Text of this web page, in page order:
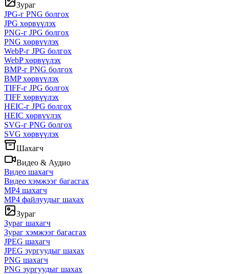
Зураг
JPG-г PNG болгох
JPG хөрвүүлэх
PNG-г JPG болгох
PNG хөрвүүлэх
WebP-г JPG болгох
WebP хөрвүүлэх
BMP-г PNG болгох
BMP хөрвүүлэх
TIFF-г JPG болгох
TIFF хөрвүүлэх
HEIC-г JPG болгох
HEIC хөрвүүлэх
SVG-г PNG болгох
SVG хөрвүүлэх
Шахагч
Видео & Аудио
Видео шахагч
Видео хэмжээг багасгах
MP4 шахагч
MP4 файлуудыг шахах
Зураг
Зураг шахагч
Зураг хэмжээг багасгах
JPEG шахагч
JPEG зургуудыг шахах
PNG шахагч
PNG зургуудыг шахах